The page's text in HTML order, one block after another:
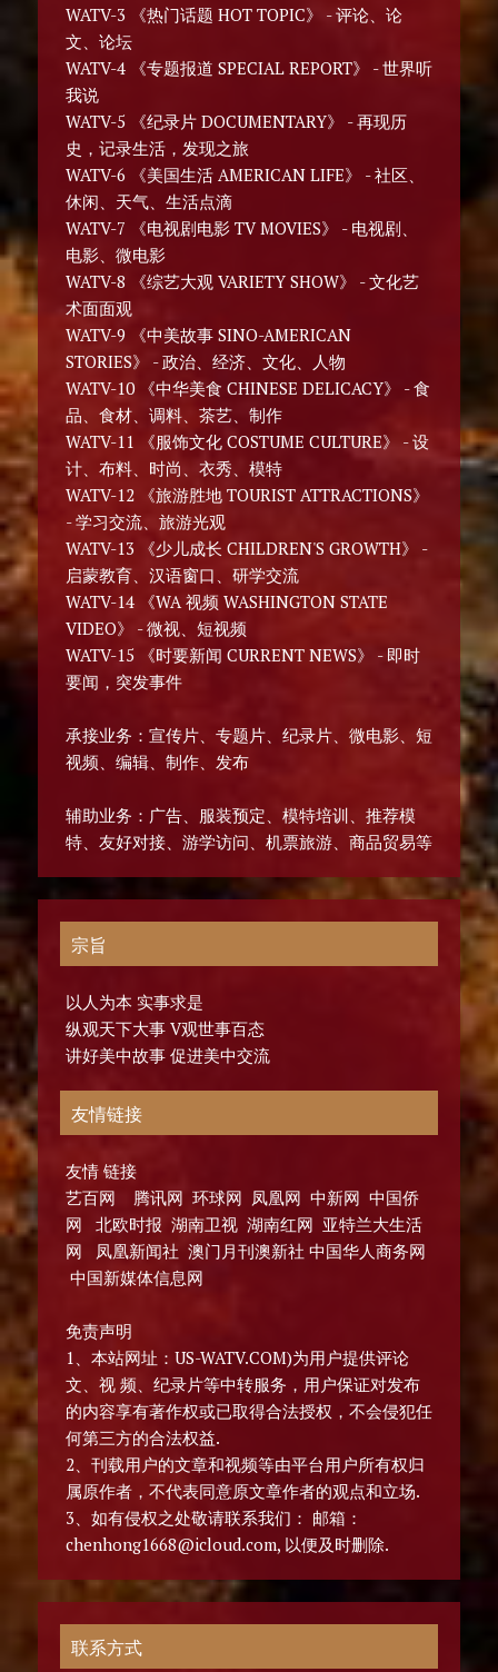
WATV-3 《热门话题 HOT TOPIC》 - 评论、论
文、论坛
WATV-4 《专题报道 SPECIAL REPORT》 - 世界听
我说
WATV-5 《纪录片 DOCUMENTARY》 - 再现历
史，记录生活，发现之旅
WATV-6 《美国生活 AMERICAN LIFE》 - 社区、
休闲、天气、生活点滴
WATV-7 《电视剧电影 TV MOVIES》 - 电视剧、
电影、微电影
WATV-8 《综艺大观 VARIETY SHOW》 - 文化艺
术面面观
WATV-9 《中美故事 SINO-AMERICAN
STORIES》 - 政治、经济、文化、人物
WATV-10 《中华美食 CHINESE DELICACY》 - 食
品、食材、调料、茶艺、制作
WATV-11 《服饰文化 COSTUME CULTURE》 - 设
计、布料、时尚、衣秀、模特
WATV-12 《旅游胜地 TOURIST ATTRACTIONS》
- 学习交流、旅游光观
WATV-13 《少儿成长 CHILDREN'S GROWTH》 -
启蒙教育、汉语窗口、研学交流
WATV-14 《WA 视频 WASHINGTON STATE
VIDEO》 - 微视、短视频
WATV-15 《时要新闻 CURRENT NEWS》 - 即时
要闻，突发事件
承接业务：宣传片、专题片、纪录片、微电影、短
视频、编辑、制作、发布
辅助业务：广告、服装预定、模特培训、推荐模
特、友好对接、游学访问、机票旅游、商品贸易等
宗旨
以人为本 实事求是
纵观天下大事 V观世事百态
讲好美中故事 促进美中交流
友情链接
友情 链接
艺百网 腾讯网 环球网 凤凰网 中新网 中国侨
网 北欧时报 湖南卫视 湖南红网 亚特兰大生活
网 凤凰新闻社 澳门月刊澳新社 中国华人商务网
中国新媒体信息网
免责声明
1、本站网址：US-WATV.COM)为用户提供评论
文、视 频、纪录片等中转服务，用户保证对发布
的内容享有著作权或已取得合法授权，不会侵犯任
何第三方的合法权益.
2、刊载用户的文章和视频等由平台用户所有权归
属原作者，不代表同意原文章作者的观点和立场.
3、如有侵权之处敬请联系我们： 邮箱：
chenhong1668@icloud.com, 以便及时删除.
联系方式